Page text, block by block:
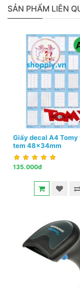
SẢN PHẨM LIÊN
Giấy decal A4 Tomy
tem 48x34mm
135.000đ